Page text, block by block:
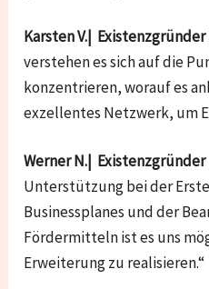
Karsten V.|
verstehen es sich auf die
konzentrieren, worauf es
exzellentes Netzwerk, um
Werner N.| Existenzgründer
Unterstützung bei der
Businessplanes und der
Fördermitteln ist es uns
Erweiterung zu realisieren.“